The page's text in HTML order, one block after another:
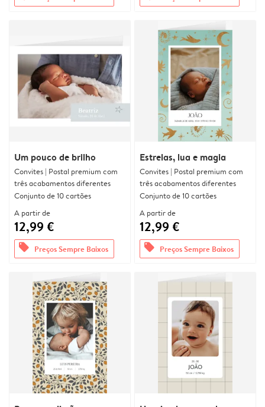
Um pouco de brilho
Convites | Postal premium com
três acabamentos diferentes
Conjunto de 10 cartões
A partir de
12,99 €
offers Preços Sempre Baixos
Estrelas, lua e magia
Convites | Postal premium com
três acabamentos diferentes
Conjunto de 10 cartões
A partir de
12,99 €
offers Preços Sempre Baixos